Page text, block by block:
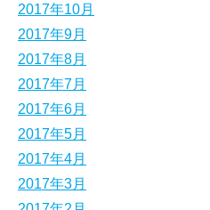
2017年10月
2017年9月
2017年8月
2017年7月
2017年6月
2017年5月
2017年4月
2017年3月